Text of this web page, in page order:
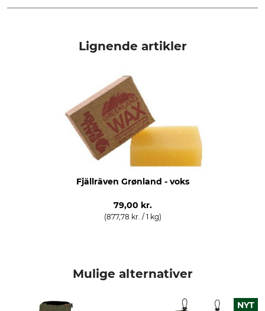
Ja
dark olive
Lignende artikler
Fjällräven Grønland - voks
79,00 kr.
(877,78 kr. / 1 kg)
Mulige alternativer
NYT